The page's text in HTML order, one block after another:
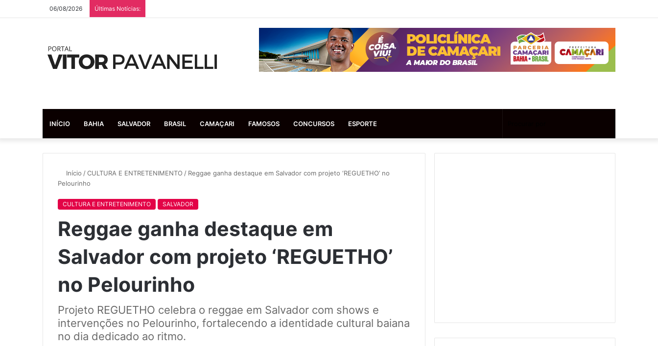
06/08/2026 Últimas Notícias:
INÍCIO BAHIA SALVADOR BRASIL CAMAÇARI FAMOSOS CONCURSOS ESPORTE
por
aleatório
Início /CULTURA E ENTRETENIMENTO / Reggae ganha destaque em Salvador com projeto ‘REGUETHO’ no
Pelourinho
CULTURA E ENTRETENIMENTO SALVADOR
Reggae ganha destaque em
Salvador com projeto ‘REGUETHO’
no Pelourinho
Projeto REGUETHO celebra o reggae em Salvador com shows e
intervenções no Pelourinho, fortalecendo a identidade cultural baiana
no dia dedicado ao ritmo.